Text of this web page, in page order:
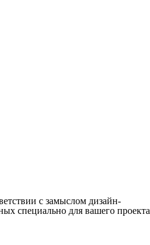
с замыслом дизайн-
специально для вашего проекта